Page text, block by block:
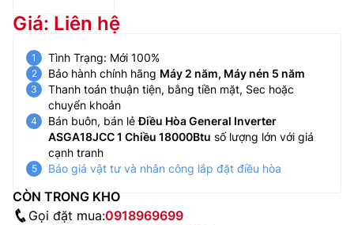
Giá: Liên hệ
Tình Trạng: Mới 100%
Bảo hành chính hãng Máy 2 năm, Máy nén 5 năm
Thanh toán thuận tiện, bằng tiền mặt, Sec hoặc
chuyển khoản
Bán buôn, bán lẻĐiều Hòa General Inverter
ASGA18JCC 1 Chiều 18000Btu số lượng lớn với giá
cạnh tranh
Báo giá vật tư và nhân công lắp đặt điều hòa
CÒN TRONG KHO
Gọi đặt mua:0918969699